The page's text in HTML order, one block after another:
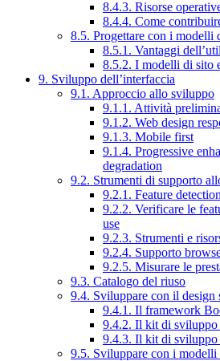
8.4.3. Risorse
8.4.4. Come
8.5. Progettare con i modelli
8.5.1. Vantaggi
8.5.2. I modelli di sito
9. Sviluppo dell’interfaccia
9.1. Approccio allo sviluppo
9.1.1. Attività
9.1.2. Web design
9.1.3. Mobile first
9.1.4. Progressive
degradation
9.2. Strumenti di supporto
9.2.1. Feature detection
9.2.2. Verificare le
use
9.2.3. Strumenti e
9.2.4. Supporto
9.2.5. Misurare le
9.3. Catalogo del riuso
9.4. Sviluppare con il design
9.4.1. Il framework
9.4.2. Il kit di sviluppo
9.4.3. Il kit di
9.5. Sviluppare con i modelli